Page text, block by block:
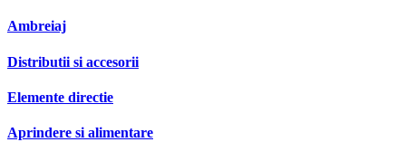
Ambreiaj
Distributii si accesorii
Elemente directie
Aprindere si alimentare